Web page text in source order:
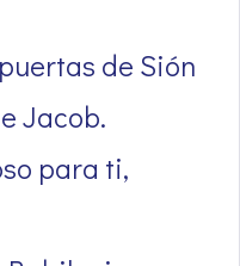
de Sión
Jacob.
para ti,